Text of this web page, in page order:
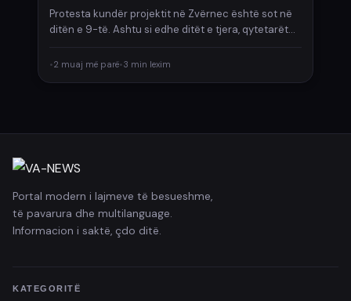
Protesta kundër projektit në Zvërnec është sot në
ditën e 9-të. Ashtu si edhe ditët e tjera, qytetarët…
•2 muaj më parë•3 min lexim
Portal modern i lajmeve të besueshme,
të pavarura dhe multilanguage.
Informacion i saktë, çdo ditë.
KATEGORITË